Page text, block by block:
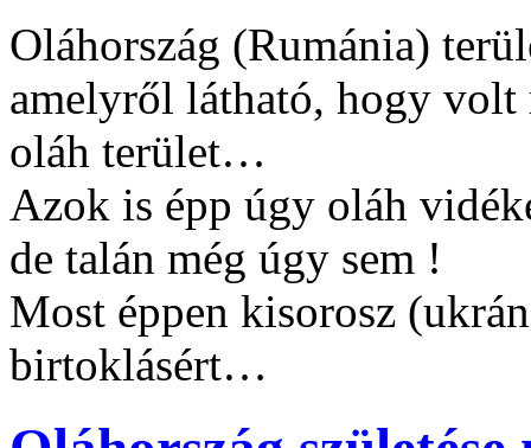
Oláhország (Rumánia)
amelyről látható, hogy volt
oláh terület…
Azok is épp úgy oláh
de talán még úgy sem !
Most éppen kisorosz
birtoklásért…